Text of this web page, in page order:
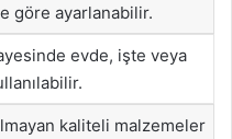
göre ayarlanabilir.
evde, işte veya
kaliteli malzemeler